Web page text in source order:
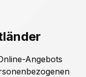
Angebots